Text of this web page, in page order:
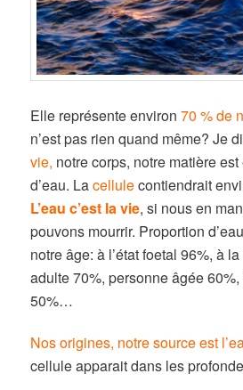
Elle représente environ70 % de
n’est pas rien quand même? Je
vie, notre corps, notre matière
d’eau. Lacellulecontiendrait
L’eau c’est la vie, si nous en
pouvons mourrir. Proportion
notre âge: à l’état foetal 96%, à
adulte 70%, personne âgée
50%…
Nos origines, notre source est
cellule apparait dans les